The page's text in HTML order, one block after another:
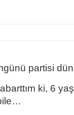
partisi
ki, 6